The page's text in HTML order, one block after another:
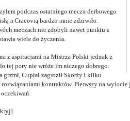
podczas ostatniego meczu derbowego
a Cracovią bardzo mnie zdziwiło.
meczach nie zdobyli nawet punktu a
wiele do życzenia.
z aspiracjami na Mistrza Polski jednak z
tej pory nie wróże im niczego dobrego.
grzmi, Cupiał zagroził Skorży i kilku
kontraktów. Pierwszy na
]